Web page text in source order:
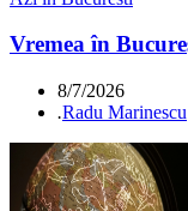
Vremea în
8/7/2026
.Radu Marinescu